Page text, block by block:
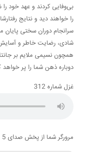
بی‌وفایی کردند و عهد خود
را خواهند دید و نتایج
سرانجام دوران سختی پایان
شادی، رضایت خاطر و
همچون نسیمی ملایم بر
دوباره ذهن شما را پر خواهد
غزل شماره 312
مرورگر شما از پخش صدای HTML 5 پشتیبانی نمی‌کند.